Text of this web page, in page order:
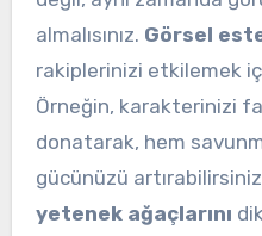
almalısınız. Görsel
rakiplerinizi etkilemek
Örneğin, karakterinizi
donatarak, hem
gücünüzü
yetenek ağaçlarını